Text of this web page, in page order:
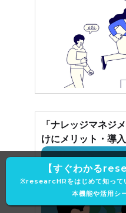
「ナレッジマネジ
けにメリット・導
【すぐわかる
※researcHRをはじめて知って
本機能や活用シ